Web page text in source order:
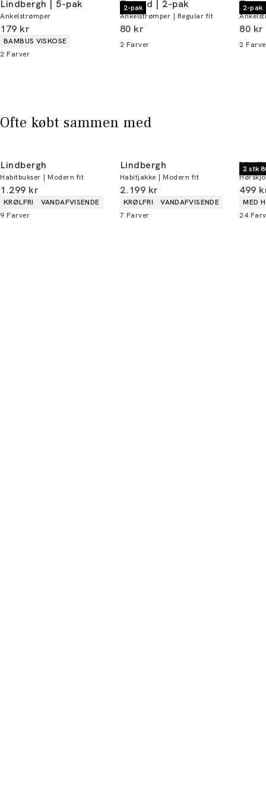
Du kan indløse din bonus 365 dage om året i
alle butikker og online.
Lindbergh | 5-pak
Ankelstrømper
I alt (inkl. rabat)
179 kr
Produkt egenskaber
BAMBUS VISKOSE
2 Farver
2-pak
Egtved | 2-pak
Ankelstrømper | Regular fit
I alt (inkl. rabat)
80 kr
2 Farver
2-pak
I alt
80 kr
2
Ofte købt sammen med
Lindbergh
Habitbukser | Modern fit
I alt (inkl. rabat)
1.299 kr
Produkt egenskaber
KRØLFRI
VANDAFVISENDE
9 Farver
Lindbergh
Habitjakke | Modern fit
I alt (inkl. rabat)
2.199 kr
Produkt egenskaber
KRØLFRI
VANDAFVISENDE
7 Farver
2 stk
I alt
499
MED
24